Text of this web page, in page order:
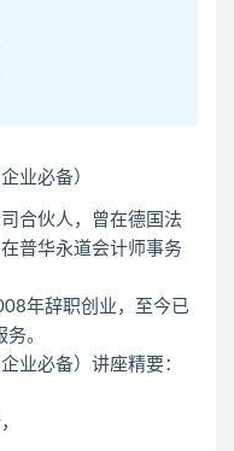
业必备）
合伙人，曾在德国法
普华永道会计师事务
年辞职创业，至今已
。
业必备）讲座精要：